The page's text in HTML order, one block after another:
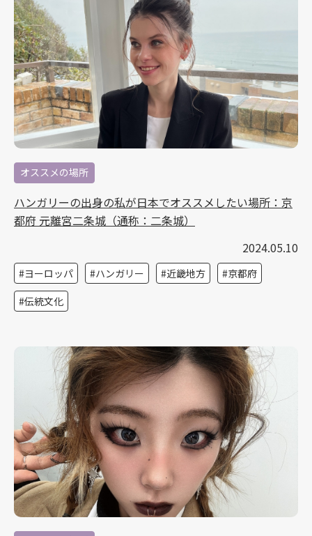
オススメの場所
ハンガリーの出身の私が日本でオススメしたい場所：京
都府 元離宮二条城（通称：二条城）
2024.05.10
ヨーロッパ ハンガリー 近畿地方
京都府
伝統文化